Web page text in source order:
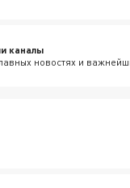
каналы
новостях и